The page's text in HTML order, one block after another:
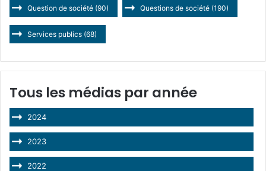
Question de société (90) Questions de société (190)
Services publics (68)
Tous les médias par année
2024
2023
2022